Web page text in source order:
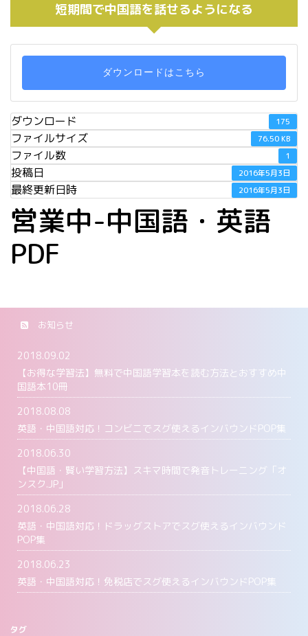
短期間で中国語を話せるようになる
ダウンロードはこちら
ダウンロード 175
ファイルサイズ 76.50 KB
ファイル数 1
投稿日 2016年5月3日
最終更新日時 2016年5月3日
営業中-中国語・英語
PDF
お知らせ
2018.09.02
【お得な学習法】無料で中国語学習本を読む方法とおすすめ中
国語本10冊
2018.08.08
英語・中国語対応！コンビニでスグ使えるインバウンドPOP集
2018.06.30
【中国語・賢い学習方法】スキマ時間で発音トレーニング「オ
ンスク.JP」
2018.06.28
英語・中国語対応！ドラッグストアでスグ使えるインバウンド
POP集
2018.06.23
英語・中国語対応！免税店でスグ使えるインバウンドPOP集
タグ